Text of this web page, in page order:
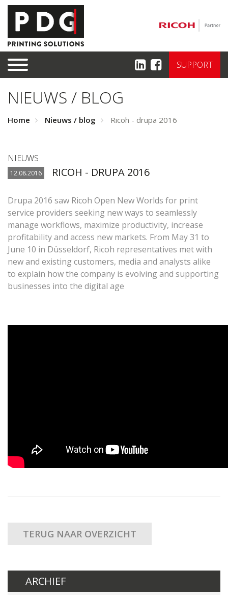
SUPPORT
NIEUWS / BLOG
Home Nieuws / blog Ricoh - drupa 2016
NIEUWS
12.08.2016 RICOH - DRUPA 2016
Drupa 2016 saw Ricoh Open New Worlds for print
service providers seeking new ways to seamlessly
manage workflows, maximize productivity, increase
profitability and access new markets. From May 31 to
June 10 in Düsseldorf, Ricoh representatives met with
new and existing customers, media and analysts alike
to explain how the company is evolving and supporting
businesses into the digital age
TERUG NAAR OVERZICHT
ARCHIEF